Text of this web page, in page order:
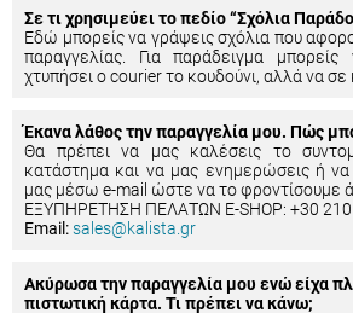
Σε τι χρησιμεύει το πεδίο “Σχόλια
Εδώ μπορείς να γράψεις σχόλια που
παραγγελίας. Για παράδειγμα
χτυπήσει ο courier το κουδούνι, αλλά να σε
Έκανα λάθος την παραγγελία μου. Πώς
Θα πρέπει να μας καλέσεις το
κατάστημα και να μας ενημερώσεις ή να
μας μέσω e-mail ώστε να το φροντίσουμε
ΕΞΥΠΗΡΕΤΗΣΗ ΠΕΛΑΤΩΝ E-SHOP: +30
Email:sales@kalista.gr
Ακύρωσα την παραγγελία μου ενώ είχα
πιστωτική κάρτα. Τι πρέπει να κάνω;